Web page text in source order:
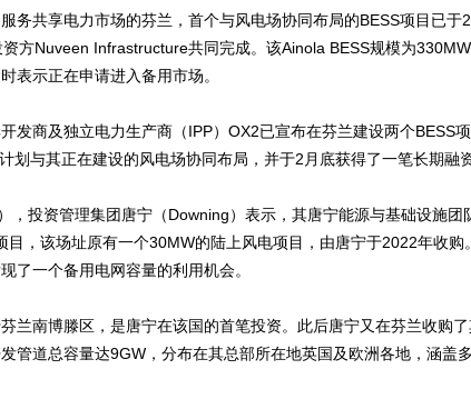
共享电力市场的芬兰，首个与风电场协同布局的BESS项目已于
方Nuveen Infrastructure共同完成。该Ainola BESS规模为
表示正在申请进入备用市场。
商及独立电力生产商（IPP）OX2已宣布在芬兰建设两个BESS
划与其正在建设的风电场协同布局，并于2月底获得了一笔长期融资
投资管理集团唐宁（Downing）表示，其唐宁能源与基础设施团
目，该场址原有一个30MW的陆上风电项目，由唐宁于2022年收购
了一个备用电网容量的利用机会。
南博滕区，是唐宁在该国的首笔投资。此后唐宁又在芬兰收购了
管道总容量达9GW，分布在其总部所在地英国及欧洲各地，涵盖多